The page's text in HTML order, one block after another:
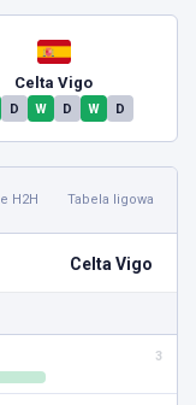
Celta Vigo
D W D W D
H2H Tabela ligowa
Celta Vigo
3